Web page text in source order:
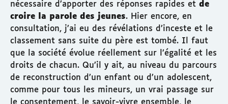
nécessaire d’apporter des réponses rapides et de
croire la parole des jeunes. Hier encore, en
consultation, j’ai eu des révélations d’inceste et le
classement sans suite du père est tombé. Il faut
que la société évolue réellement sur l’égalité et les
droits de chacun. Qu’il y ait, au niveau du parcours
de reconstruction d’un enfant ou d’un adolescent,
comme pour tous les mineurs, un vrai passage sur
le consentement, le savoir-vivre ensemble, le